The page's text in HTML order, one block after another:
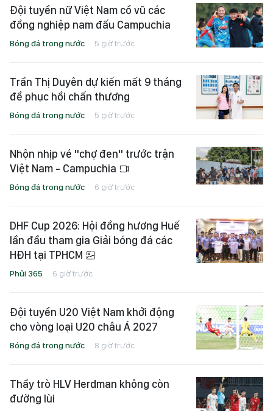
Đội tuyển nữ Việt Nam cổ vũ các
đồng nghiệp nam đấu Campuchia
Bóng đá trong nước 5 giờ trước
Trần Thị Duyên dự kiến mất 9 tháng
để phục hồi chấn thương
Bóng đá trong nước 5 giờ trước
Nhộn nhịp vé "chợ đen" trước trận
Việt Nam - Campuchia
Bóng đá trong nước 6 giờ trước
DHF Cup 2026: Hội đồng hương Huế
lần đầu tham gia Giải bóng đá các
HĐH tại TPHCM
Phủi 365 6 giờ trước
Đội tuyển U20 Việt Nam khởi động
cho vòng loại U20 châu Á 2027
Bóng đá trong nước 8 giờ trước
Thầy trò HLV Herdman không còn
đường lùi